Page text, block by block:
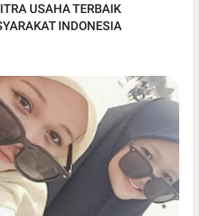
USAHA TERBAIK
INDONESIA